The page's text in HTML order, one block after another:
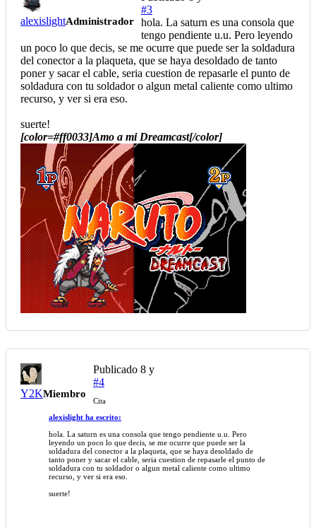
alexislightAdministrador
#3
hola. La saturn es una consola que
tengo pendiente u.u. Pero leyendo
un poco lo que decis, se me ocurre que puede ser la soldadura
del conector a la plaqueta, que se haya desoldado de tanto
poner y sacar el cable, seria cuestion de repasarle el punto de
soldadura con tu soldador o algun metal caliente como ultimo
recurso, y ver si era eso.
suerte!
[color=#ff0033]Amo a mi Dreamcast[/color]
Y2KMiembro
Publicado 8 y
#4
Cita
alexislight ha escrito:
hola. La saturn es una consola que tengo pendiente u.u. Pero
leyendo un poco lo que decis, se me ocurre que puede ser la
soldadura del conector a la plaqueta, que se haya desoldado de
tanto poner y sacar el cable, seria cuestion de repasarle el punto de
soldadura con tu soldador o algun metal caliente como ultimo
recurso, y ver si era eso.
suerte!